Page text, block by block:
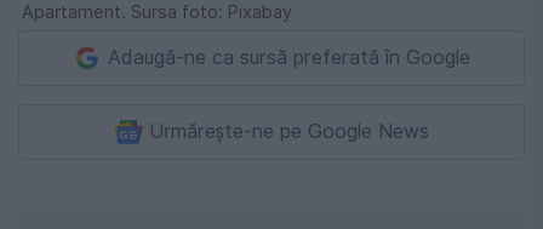
Apartament. Sursa foto: Pixabay
Adaugă-ne ca sursă preferată în Google
Urmărește-ne pe Google News